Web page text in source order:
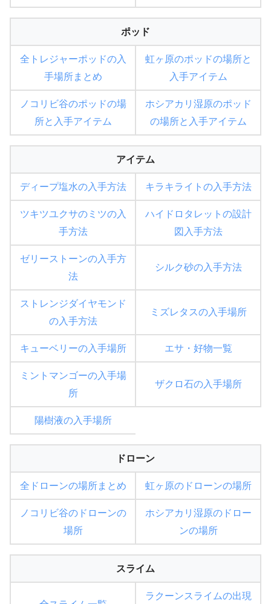
ポッド
全トレジャーポッドの入
手場所まとめ
虹ヶ原のポッドの場所と
入手アイテム
ノコリビ谷のポッドの場
所と入手アイテム
ホシアカリ湿原のポッド
の場所と入手アイテム
アイテム
ディープ塩水の入手方法 キラキライトの入手方法
ツキツユクサのミツの入
手方法
ハイドロタレットの設計
図入手方法
ゼリーストーンの入手方
法
シルク砂の入手方法
ストレンジダイヤモンド
の入手方法
ミズレタスの入手場所
キューベリーの入手場所 エサ・好物一覧
ミントマンゴーの入手場
所
ザクロ石の入手場所
陽樹液の入手場所
ドローン
全ドローンの場所まとめ 虹ヶ原のドローンの場所
ノコリビ谷のドローンの
場所
ホシアカリ湿原のドロー
ンの場所
スライム
ラクーンスライムの出現